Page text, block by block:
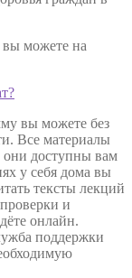
можете на
вы можете без
Все материалы
они доступны вам
у себя дома вы
тексты лекций
и
онлайн.
поддержки